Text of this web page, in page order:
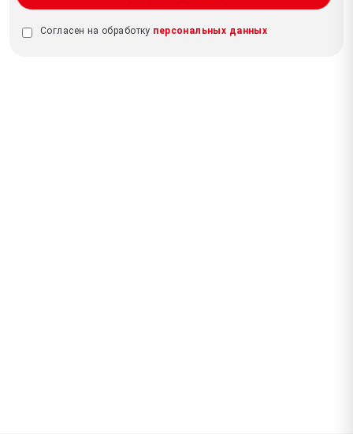
Согласен на обработку персональных данных